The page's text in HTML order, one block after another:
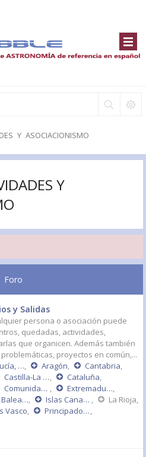
Y ASOCIACIONISMO
Y
Foro
y Salidas
persona o asociación puede
quedadas, actividades,
que organicen. Además también
proyectos en común,...
y Melilla , Aragón, Cantabria,
Castilla-La Mancha , Cataluña,
Comunidad Valenciana , Extremadura
,
, Islas Canarias , La Rioja,
Vasco, Principado de Asturias
,